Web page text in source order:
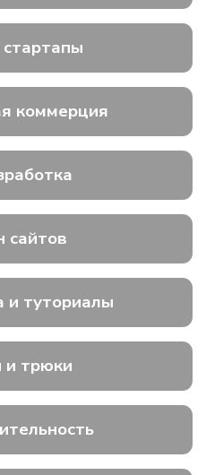
стартапы
коммерция
сайтов
и туториалы
трюки